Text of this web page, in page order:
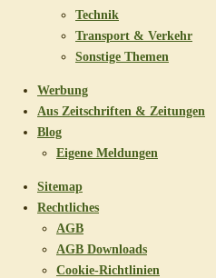
Technik
Transport & Verkehr
Sonstige Themen
Werbung
Aus Zeitschriften & Zeitungen
Blog
Eigene Meldungen
Sitemap
Rechtliches
AGB
AGB Downloads
Cookie-Richtlinien